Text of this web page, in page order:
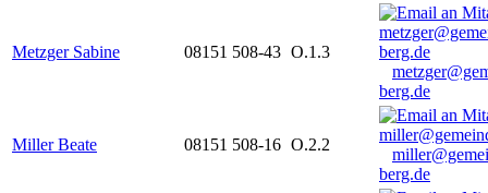
Metzger Sabine 08151 508-43 O.1.3
berg.de
Miller Beate 08151 508-16 O.2.2
berg.de